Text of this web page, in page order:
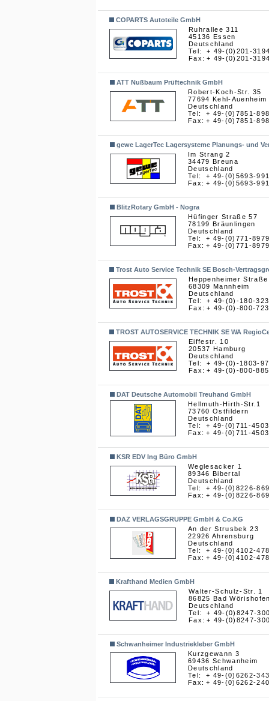
COPARTS Autoteile GmbH
Ruhrallee 311
45136 Essen
Deutschland
Tel:
Fax:
+ 49-(0)201-
+ 49-(0)201-
ATT Nußbaum Prüftechnik GmbH
Robert-Koch-Str. 35
77694 Kehl-Auenheim
Deutschland
Tel:
Fax:
+ 49-(0)7851-
+ 49-(0)7851-
gewe LagerTec Lagersysteme Planungs- und
Im Strang 2
34479 Breuna
Deutschland
Tel:
Fax:
+ 49-(0)5693-
+ 49-(0)5693-
BlitzRotary GmbH - Nogra
Hüfinger Straße 57
78199 Bräunlingen
Deutschland
Tel:
Fax:
+ 49-(0)771-
+ 49-(0)771-
Trost Auto Service Technik SE Bosch-
Heppenheimer
68309 Mannheim
Deutschland
Tel:
Fax:
+ 49-(0)-180-
+ 49-(0)-800-
TROST AUTOSERVICE TECHNIK SE WA
Eiffestr. 10
20537 Hamburg
Deutschland
Tel:
Fax:
+ 49-(0)-1803-
+ 49-(0)-800-
DAT Deutsche Automobil Treuhand GmbH
Hellmuth-Hirth-Str.1
73760 Ostfildern
Deutschland
Tel:
Fax:
+ 49-(0)711-
+ 49-(0)711-
KSR EDV Ing Büro GmbH
Weglesacker 1
89346 Bibertal
Deutschland
Tel:
Fax:
+ 49-(0)8226-
+ 49-(0)8226-
DAZ VERLAGSGRUPPE GmbH & Co.KG
An der Strusbek 23
22926 Ahrensburg
Deutschland
Tel:
Fax:
+ 49-(0)4102-
+ 49-(0)4102-
Krafthand Medien GmbH
Walter-Schulz-Str. 1
86825 Bad
Deutschland
Tel:
Fax:
+ 49-(0)8247-
+ 49-(0)8247-
Schwanheimer Industriekleber GmbH
Kurzgewann 3
69436 Schwanheim
Deutschland
Tel:
Fax:
+ 49-(0)6262-
+ 49-(0)6262-